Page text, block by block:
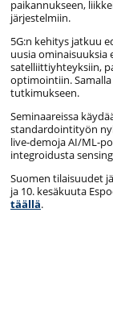
paikannukseen,
järjestelmiin.
5G:n kehitys jatkuu
uusia ominaisuuksia
satelliittiyhteyksiin,
optimointiin.
tutkimukseen.
Seminaareissa
standardointityön
live-demoja AI/ML-
integroidusta
Suomen tilaisuudet
ja 10. kesäkuuta
täällä.